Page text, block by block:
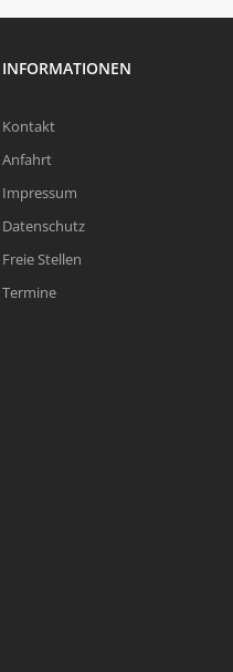
INFORMATIONEN
Kontakt
Anfahrt
Impressum
Datenschutz
Freie Stellen
Termine